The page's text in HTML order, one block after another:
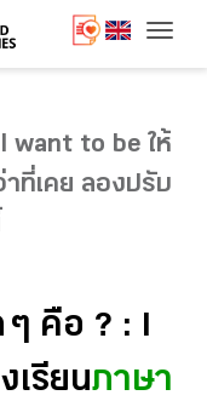
want to be ให้
ที่เคย ลองปรับ
ๆ คือ ? : I
เรียนภาษา